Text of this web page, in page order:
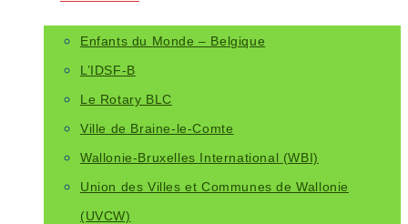
Enfants du Monde – Belgique
L’IDSF-B
Le Rotary BLC
Ville de Braine-le-Comte
Wallonie-Bruxelles International (WBI)
Union des Villes et Communes de Wallonie
(UVCW)